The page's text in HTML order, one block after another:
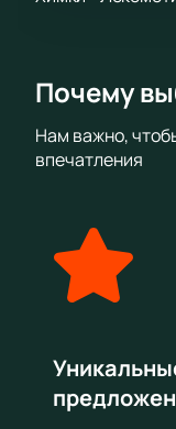
Почему
Нам важно,
впечатления